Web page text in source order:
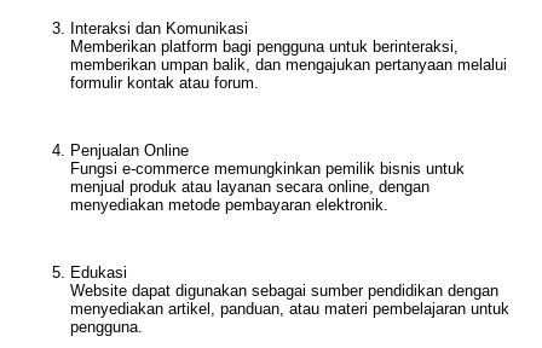
Interaksi dan Komunikasi
Memberikan platform bagi pengguna untuk berinteraksi,
memberikan umpan balik, dan mengajukan pertanyaan melalui
formulir kontak atau forum.
Penjualan Online
Fungsi e-commerce memungkinkan pemilik bisnis untuk
menjual produk atau layanan secara online, dengan
menyediakan metode pembayaran elektronik.
Edukasi
Website dapat digunakan sebagai sumber pendidikan dengan
menyediakan artikel, panduan, atau materi pembelajaran untuk
pengguna.